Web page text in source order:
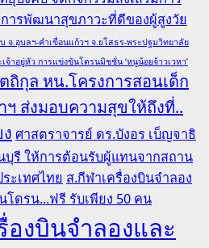
ารพัฒนาสุขภาวะที่ดีของผู้สูงวัย
จ.อุบลฯ-คำเขื่อนแก้วฯ จ.ยโสธร-พระปฐมวิทยาลัย
าอยู่หัว การแข่งขันโดรนมิชชั่น ‘หนูน้อยจ้าวเวหา’
กุล หน.โครงการสอนเด็ก
ฯ ส่งมอบความสุขให้ถึงที่..
ศาสตราจารย์ ดร.บังอร เบ็ญจาธิ
บุรี ให้การต้อนรับผู้แทนจากสถาน
ะเทศไทย ส.กีฬาเครื่องบินจำลอง
ดรน...ฟรี รับเพียง 50 คน
งบินจำลองและ